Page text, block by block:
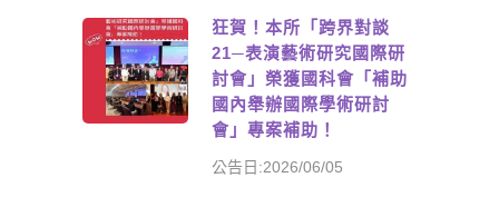
狂賀！本所「跨界對談
21─表演藝術研究國際研
討會」榮獲國科會「補助
國內舉辦國際學術研討
會」專案補助！
公告日:2026/06/05